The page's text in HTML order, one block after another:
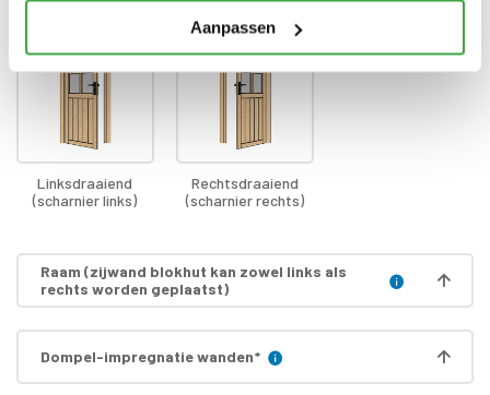
Aanpassen
Linksdraaiend
(scharnier links)
Rechtsdraaiend
(scharnier rechts)
Raam (zijwand blokhut kan zowel links als
rechts worden geplaatst)
Dompel-impregnatie wanden*